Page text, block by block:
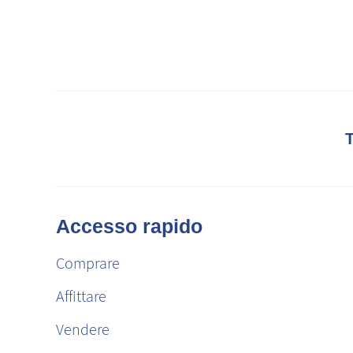
Accesso rapido
Comprare
Affittare
Vendere